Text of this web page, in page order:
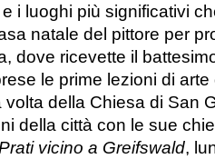
i luoghi più significativi
natale del pittore per
dove ricevette il
le prime lezioni di
volta della Chiesa di San
della città con le sue
vicino a Greifswald,